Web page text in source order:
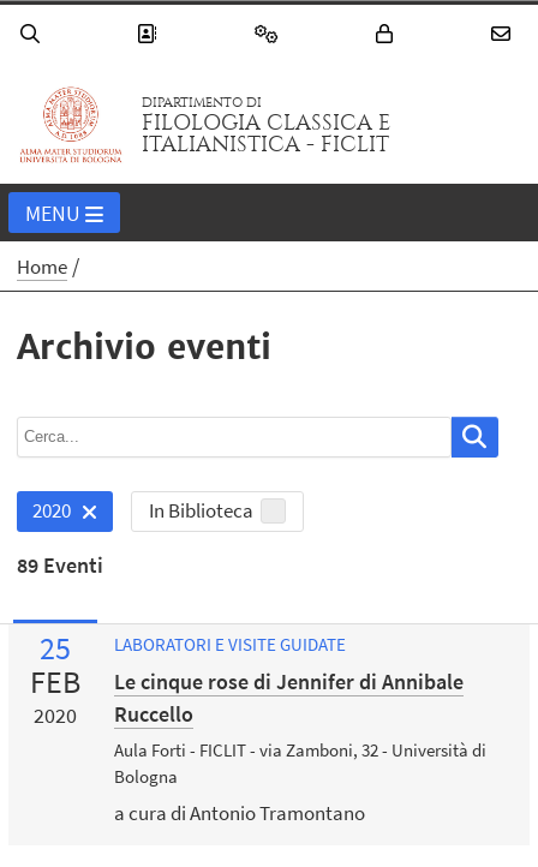
DIPARTIMENTO DI
FILOLOGIA CLASSICA E
ITALIANISTICA - FICLIT
MENU
Home
Archivio eventi
2020 In Biblioteca
89 Eventi
25
FEB
2020
LABORATORI E VISITE GUIDATE
Le cinque rose di Jennifer di Annibale
Ruccello
Aula Forti - FICLIT - via Zamboni, 32 - Università di
Bologna
a cura di Antonio Tramontano